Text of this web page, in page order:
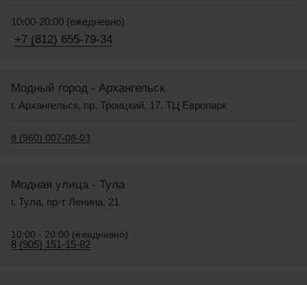
10:00-20:00 (ежедневно)
+7 (812) 655-79-34
Модный город - Архангельск
г. Архангельск, пр. Троицкий, 17, ТЦ Европарк
8 (960) 007-08-03
Модная улица - Тула
г. Тула, пр-т Ленина, 21
10:00 - 20:00 (ежедневно)
8 (905) 151-15-82